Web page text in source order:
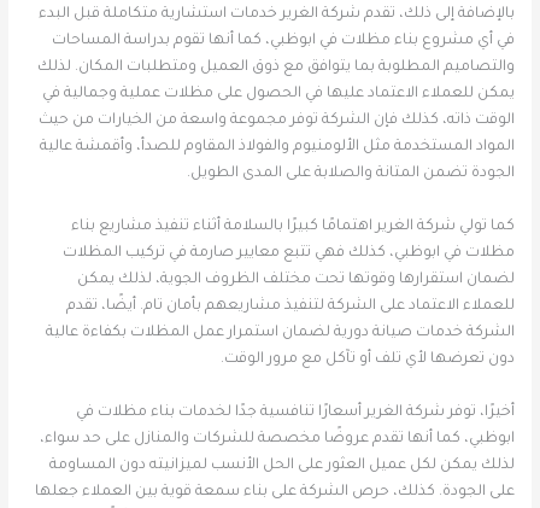
بالإضافة إلى ذلك، تقدم شركة الغرير خدمات استشارية متكاملة قبل البدء
في أي مشروع بناء مظلات في ابوظبي، كما أنها تقوم بدراسة المساحات
والتصاميم المطلوبة بما يتوافق مع ذوق العميل ومتطلبات المكان. لذلك
يمكن للعملاء الاعتماد عليها في الحصول على مظلات عملية وجمالية في
الوقت ذاته، كذلك فإن الشركة توفر مجموعة واسعة من الخيارات من حيث
المواد المستخدمة مثل الألومنيوم والفولاذ المقاوم للصدأ، وأقمشة عالية
الجودة تضمن المتانة والصلابة على المدى الطويل.
كما تولي شركة الغرير اهتمامًا كبيرًا بالسلامة أثناء تنفيذ مشاريع بناء
مظلات في ابوظبي، كذلك فهي تتبع معايير صارمة في تركيب المظلات
لضمان استقرارها وقوتها تحت مختلف الظروف الجوية، لذلك يمكن
للعملاء الاعتماد على الشركة لتنفيذ مشاريعهم بأمان تام. أيضًا، تقدم
الشركة خدمات صيانة دورية لضمان استمرار عمل المظلات بكفاءة عالية
دون تعرضها لأي تلف أو تآكل مع مرور الوقت.
أخيرًا، توفر شركة الغرير أسعارًا تنافسية جدًا لخدمات بناء مظلات في
ابوظبي، كما أنها تقدم عروضًا مخصصة للشركات والمنازل على حد سواء،
لذلك يمكن لكل عميل العثور على الحل الأنسب لميزانيته دون المساومة
على الجودة. كذلك، حرص الشركة على بناء سمعة قوية بين العملاء جعلها